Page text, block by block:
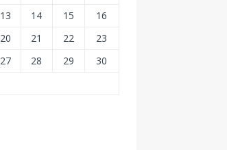
13 14 15
16
20 21 22
23
27 28 29
30